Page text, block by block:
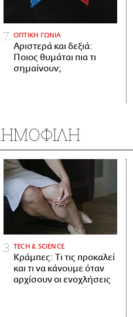
ΟΠΤΙΚΗ ΓΩΝΙΑ
Αριστερά και δεξιά:
Ποιος θυμάται πια τι
σημαίνουν;
ΤECH & SCIENCE
Κράμπες: Τι τις προκαλεί
και τι να κάνουμε όταν
αρχίσουν οι ενοχλήσεις